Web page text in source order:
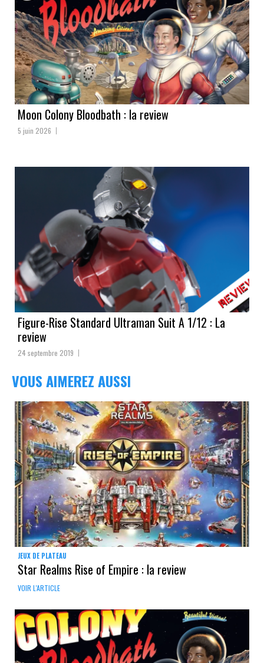
Moon Colony Bloodbath : la review
5 juin 2026
Figure-Rise Standard Ultraman Suit A 1/12 : La
review
24 septembre 2019
VOUS AIMEREZ AUSSI
JEUX DE PLATEAU
Star Realms Rise of Empire : la review
VOIR L'ARTICLE